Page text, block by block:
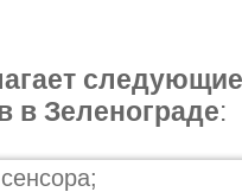
следующие
в Зеленограде: